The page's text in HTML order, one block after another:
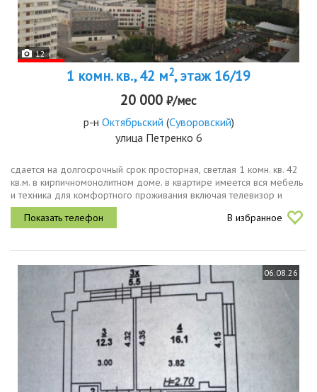
12
1 комн. кв., 42 м2, этаж 16/19
20 000 ₽/мес
р-н Октябрьский (Суворовский)
улица Петренко 6
сдается на долгосрочный срок просторная, светлая 1 комн. кв. 42
кв.м. в кирпичномонолитном доме. в квартире имеется вся мебель
и техника для комфортного проживания включая телевизор и
диванчик на кухне доп спальное место, посудомоечную машину,...
В избранное
06.08.26